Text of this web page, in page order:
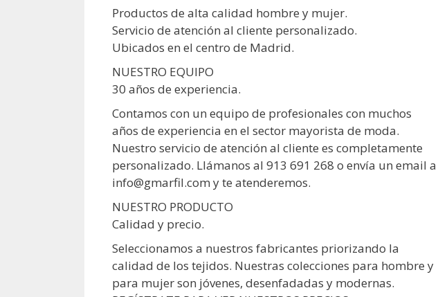
Productos de alta calidad hombre y mujer.
Servicio de atención al cliente personalizado.
Ubicados en el centro de Madrid.
NUESTRO EQUIPO
30 años de experiencia.
Contamos con un equipo de profesionales con muchos
años de experiencia en el sector mayorista de moda.
Nuestro servicio de atención al cliente es completamente
personalizado. Llámanos al 913 691 268 o envía un email a
info@gmarfil.com y te atenderemos.
NUESTRO PRODUCTO
Calidad y precio.
Seleccionamos a nuestros fabricantes priorizando la
calidad de los tejidos. Nuestras colecciones para hombre y
para mujer son jóvenes, desenfadadas y modernas.